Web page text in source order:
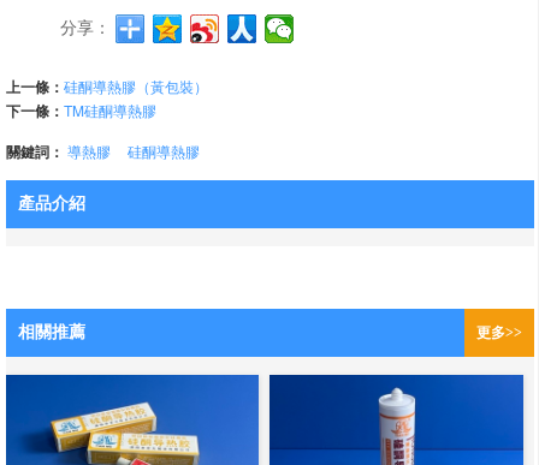
分享：
上一條： 硅酮導熱膠（黃包裝）
下一條： TM硅酮導熱膠
關鍵詞： 導熱膠 硅酮導熱膠
產品介紹
相關推薦 更多>>